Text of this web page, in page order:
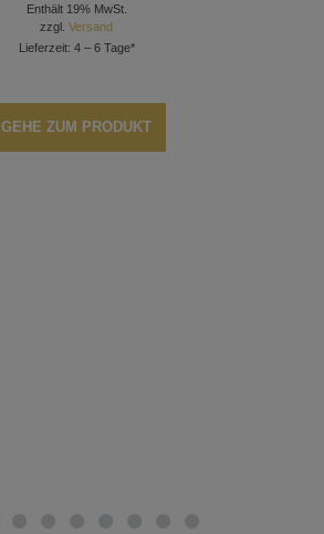
Enthält 19% MwSt.
zzgl.Versand
Lieferzeit: 4 – 6 Tage*
GEHE ZUM PRODUKT